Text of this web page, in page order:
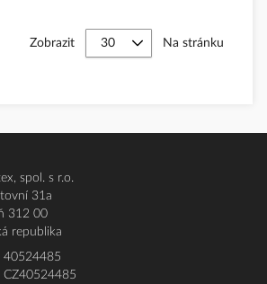
Zobrazit Na stránku
spol. s r.o.
31a
312 00
republika
40524485
CZ40524485